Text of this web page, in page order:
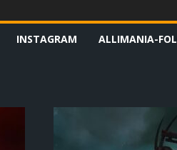
INSTAGRAM ALLIMANIA-